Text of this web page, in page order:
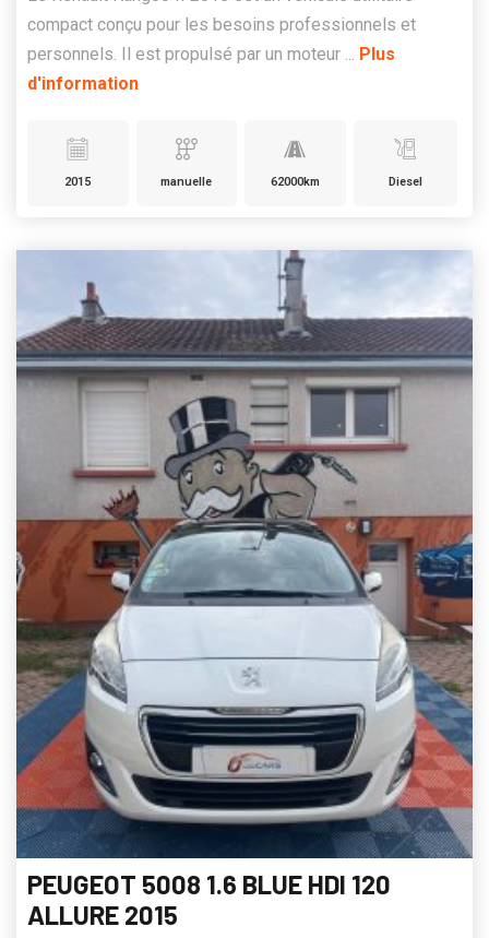
compact conçu pour les besoins professionnels et
personnels. Il est propulsé par un moteur ... Plus
d'information
2015 manuelle 62000km Diesel
PEUGEOT 5008 1.6 BLUE HDI 120
ALLURE 2015